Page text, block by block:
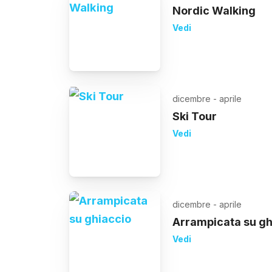
Nordic Walking
Vedi
dicembre - aprile
Ski Tour
Vedi
dicembre - aprile
Arrampicata su
Vedi